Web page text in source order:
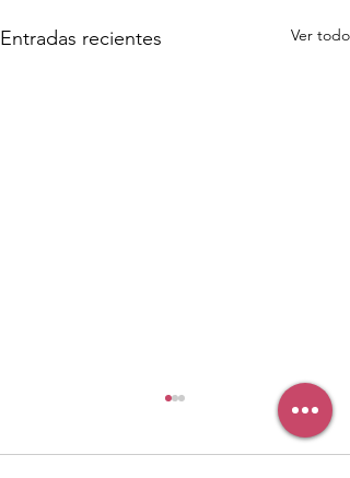
Entradas recientes Ver todo